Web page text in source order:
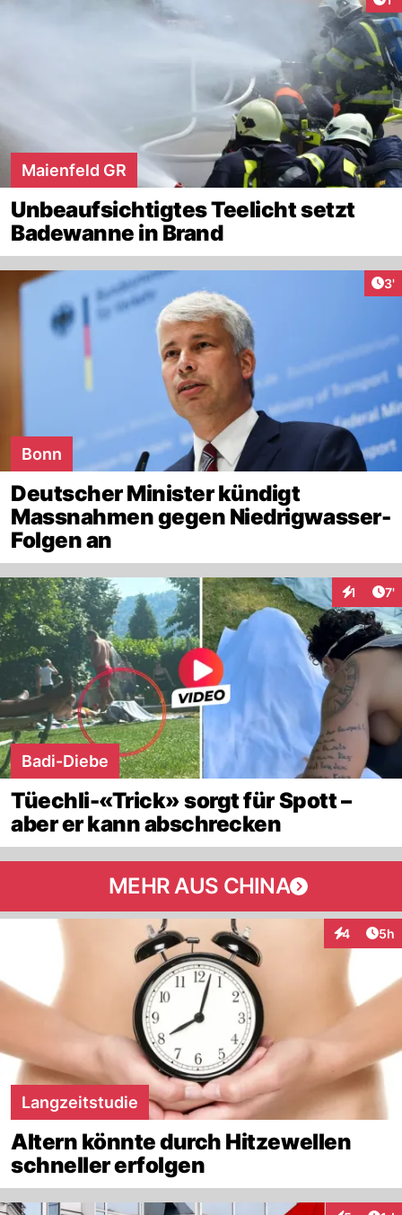
Maienfeld GR
Unbeaufsichtigtes Teelicht setzt
Badewanne in Brand
3'
Bonn
Deutscher Minister kündigt
Massnahmen gegen Niedrigwasser-
Folgen an
1 7'
Badi-Diebe
Tüechli-«Trick» sorgt für Spott –
aber er kann abschrecken
MEHR AUS CHINA
4 5h
Langzeitstudie
Altern könnte durch Hitzewellen
schneller erfolgen